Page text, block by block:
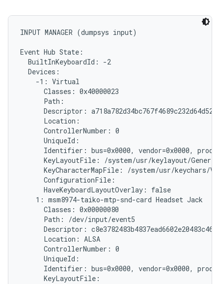
INPUT MANAGER (dumpsys input)
Event Hub State:
  BuiltInKeyboardId: -2
  Devices:
    -1: Virtual
      Classes: 0x40000023
      Path:
Descriptor:
      Location:
      ControllerNumber: 0
      UniqueId:
Identifier: bus=0x0000, vendor=0x0000,
KeyLayoutFile: /system/usr/keylayout/
KeyCharacterMapFile: /system/usr/keychars/
      ConfigurationFile:
      HaveKeyboardLayoutOverlay: false
    1: msm8974-taiko-mtp-snd-card Headset Jack
      Classes: 0x00000080
      Path: /dev/input/event5
Descriptor:
      Location: ALSA
      ControllerNumber: 0
      UniqueId:
Identifier: bus=0x0000, vendor=0x0000,
      KeyLayoutFile: